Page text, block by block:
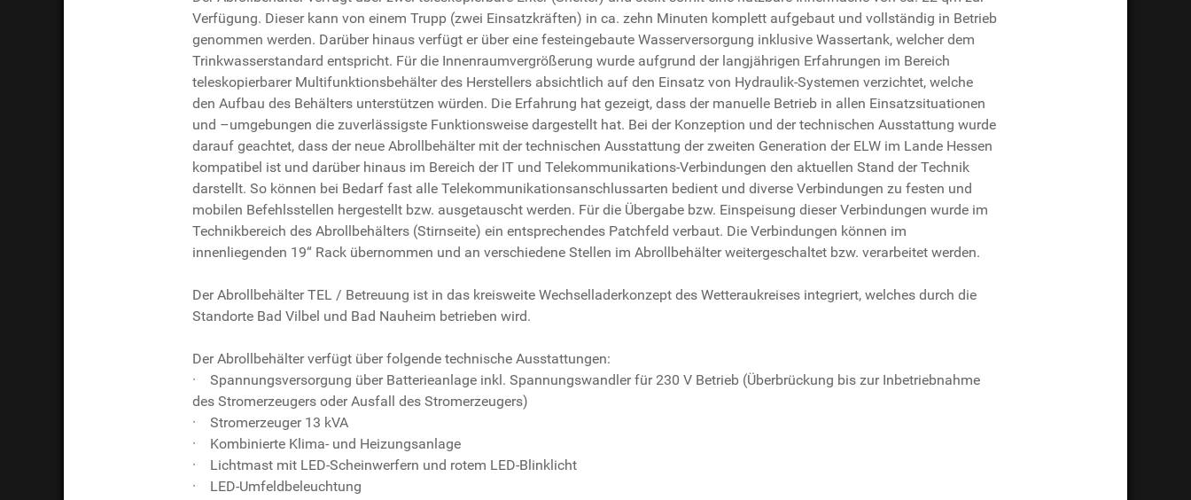
Verfügung. Dieser kann von einem Trupp (zwei Einsatzkräften) in ca. zehn Minuten komplett aufgebaut und vollständig in Betrieb
genommen werden. Darüber hinaus verfügt er über eine festeingebaute Wasserversorgung inklusive Wassertank, welcher dem
Trinkwasserstandard entspricht. Für die Innenraumvergrößerung wurde aufgrund der langjährigen Erfahrungen im Bereich
teleskopierbarer Multifunktionsbehälter des Herstellers absichtlich auf den Einsatz von Hydraulik-Systemen verzichtet, welche
den Aufbau des Behälters unterstützen würden. Die Erfahrung hat gezeigt, dass der manuelle Betrieb in allen Einsatzsituationen
und –umgebungen die zuverlässigste Funktionsweise dargestellt hat. Bei der Konzeption und der technischen Ausstattung wurde
darauf geachtet, dass der neue Abrollbehälter mit der technischen Ausstattung der zweiten Generation der ELW im Lande Hessen
kompatibel ist und darüber hinaus im Bereich der IT und Telekommunikations-Verbindungen den aktuellen Stand der Technik
darstellt. So können bei Bedarf fast alle Telekommunikationsanschlussarten bedient und diverse Verbindungen zu festen und
mobilen Befehlsstellen hergestellt bzw. ausgetauscht werden. Für die Übergabe bzw. Einspeisung dieser Verbindungen wurde im
Technikbereich des Abrollbehälters (Stirnseite) ein entsprechendes Patchfeld verbaut. Die Verbindungen können im
innenliegenden 19“ Rack übernommen und an verschiedene Stellen im Abrollbehälter weitergeschaltet bzw. verarbeitet werden.
Der Abrollbehälter TEL / Betreuung ist in das kreisweite Wechselladerkonzept des Wetteraukreises integriert, welches durch die
Standorte Bad Vilbel und Bad Nauheim betrieben wird.
Der Abrollbehälter verfügt über folgende technische Ausstattungen:
· Spannungsversorgung über Batterieanlage inkl. Spannungswandler für 230 V Betrieb (Überbrückung bis zur Inbetriebnahme
des Stromerzeugers oder Ausfall des Stromerzeugers)
· Stromerzeuger 13 kVA
· Kombinierte Klima- und Heizungsanlage
· Lichtmast mit LED-Scheinwerfern und rotem LED-Blinklicht
· LED-Umfeldbeleuchtung